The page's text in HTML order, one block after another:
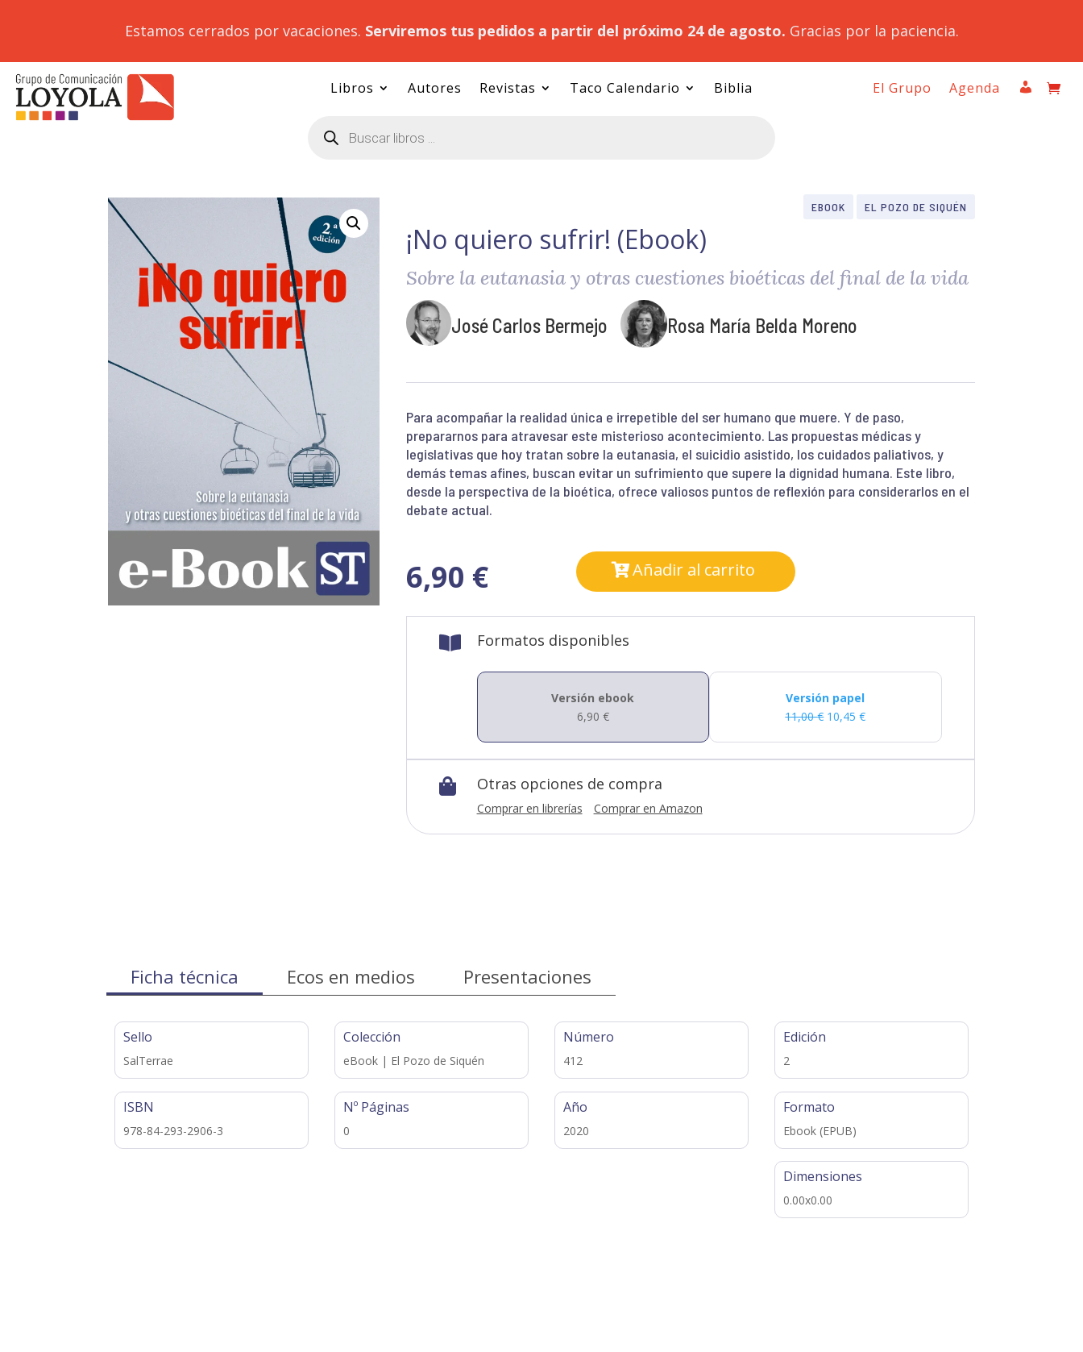
Estamos cerrados por vacaciones. Serviremos tus pedidos a partir del próximo 24 de agosto. Gracias por la paciencia.
Libros Autores Revistas Taco Calendario Biblia
productos
El Grupo Agenda
EBOOK EL POZO DE SIQUÉN
¡No quiero sufrir! (Ebook)
Sobre la eutanasia y otras cuestiones bioéticas del final de la vida
José Carlos Bermejo Rosa María Belda Moreno
Para acompañar la realidad única e irrepetible del ser humano que muere. Y de paso,
prepararnos para atravesar este misterioso acontecimiento. Las propuestas médicas y
legislativas que hoy tratan sobre la eutanasia, el suicidio asistido, los cuidados paliativos, y
demás temas afines, buscan evitar un sufrimiento que supere la dignidad humana. Este libro,
desde la perspectiva de la bioética, ofrece valiosos puntos de reflexión para considerarlos en el
debate actual.
6,90 € Añadir al carrito
 Formatos disponibles
Versión ebook
6,90 €
Versión papel
11,00€ 10,45€
 Otras opciones de compra
Comprar en librerías Comprar en Amazon
Ficha técnica Ecos en medios Presentaciones
Sello
SalTerrae
ISBN
978-84-293-2906-3
Colección
eBook | El Pozo de Siquén
Nº Páginas
0
Número
412
Año
2020
Edición
2
Formato
Ebook (EPUB)
Dimensiones
0.00x0.00